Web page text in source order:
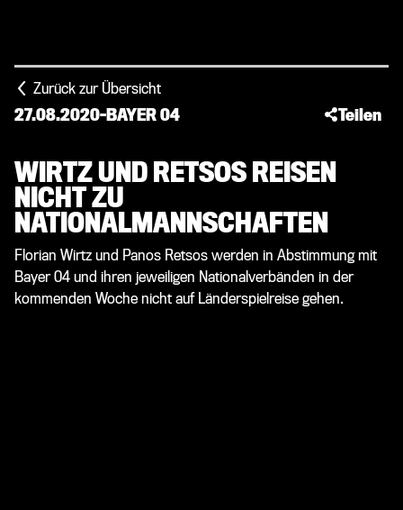
Zurück zur Übersicht
27.08.2020-BAYER 04 Teilen
WIRTZ UND RETSOS REISEN
NICHT ZU
NATIONALMANNSCHAFTEN
Florian Wirtz und Panos Retsos werden in Abstimmung mit
Bayer 04 und ihren jeweiligen Nationalverbänden in der
kommenden Woche nicht auf Länderspielreise gehen.